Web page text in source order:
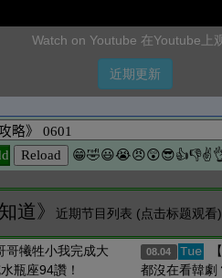
Watch on Youtube 在Youtube上
近期更新
道》 近期节目列表 (点击标题观看)
哥犧牲小我完成大
瓶座94讚！
08.04 Tue
都沒在看韓劇